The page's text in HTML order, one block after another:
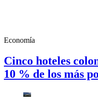
Economía
Cinco hoteles
10 % de los más